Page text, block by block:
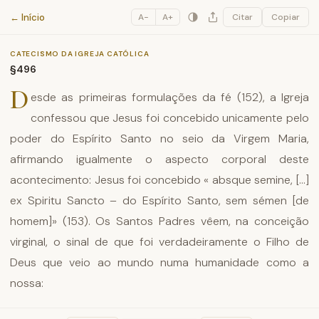
Catecismo da Igreja Católica
← Início A− A+ Citar Copiar
CATECISMO DA IGREJA CATÓLICA
§496
D esde as primeiras formulações da fé (152), a Igreja
confessou que Jesus foi concebido unicamente pelo
poder do Espírito Santo no seio da Virgem Maria,
afirmando igualmente o aspecto corporal deste
acontecimento: Jesus foi concebido « absque semine, [...]
ex Spiritu Sancto – do Espírito Santo, sem sémen [de
homem]» (153). Os Santos Padres vêem, na conceição
virginal, o sinal de que foi verdadeiramente o Filho de
Deus que veio ao mundo numa humanidade como a
nossa: